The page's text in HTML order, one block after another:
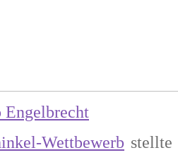
Wettbewerb stellte